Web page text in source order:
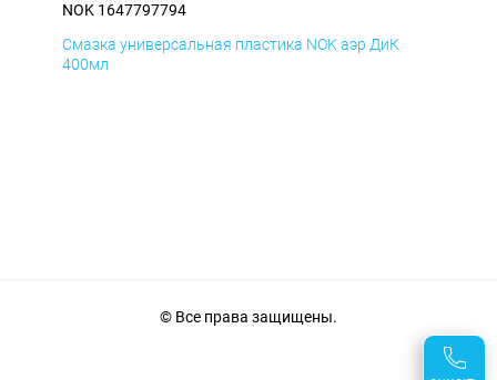
NOK 1647797794
Смазка универсальная пластика NOK аэр ДиК
400мл
© Все права защищены.